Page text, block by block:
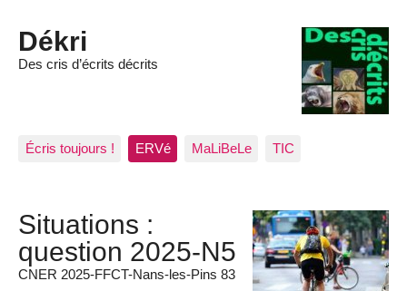
Dékri
Des cris d’écrits décrits
Écris toujours ! ERVé MaLiBeLe TIC
Situations :
question 2025-N5
CNER 2025-FFCT-Nans-les-Pins 83